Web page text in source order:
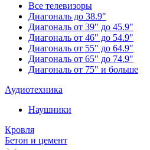
Все телевизоры
Диагональ до 38.9"
Диагональ от 39" до 45.9"
Диагональ от 46" до 54.9"
Диагональ от 55" до 64.9"
Диагональ от 65" до 74.9"
Диагональ от 75" и больше
Аудиотехника
Наушники
Кровля
Бетон и цемент